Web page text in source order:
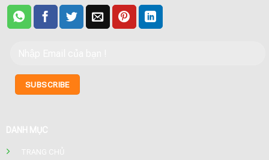
DANH MỤC
TRANG CHỦ